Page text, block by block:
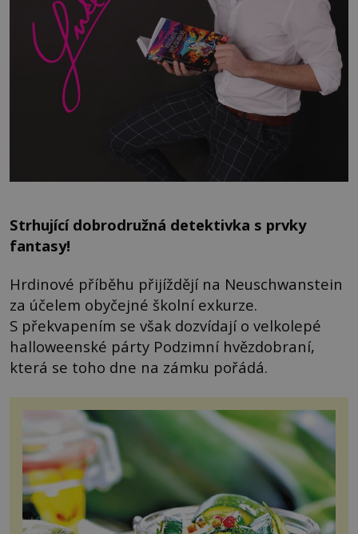
Strhující dobrodružná detektivka s prvky
fantasy!
Hrdinové příběhu přijíždějí na Neuschwanstein
za účelem obyčejné školní exkurze.
S překvapením se však dozvídají o velkolepé
halloweenské párty Podzimní hvězdobraní,
která se toho dne na zámku pořádá.